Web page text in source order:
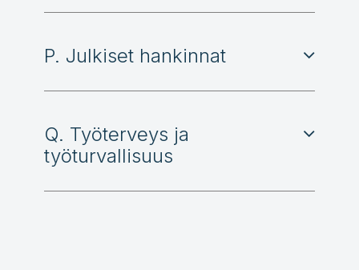
P. Julkiset hankinnat
Q. Työterveys ja
työturvallisuus